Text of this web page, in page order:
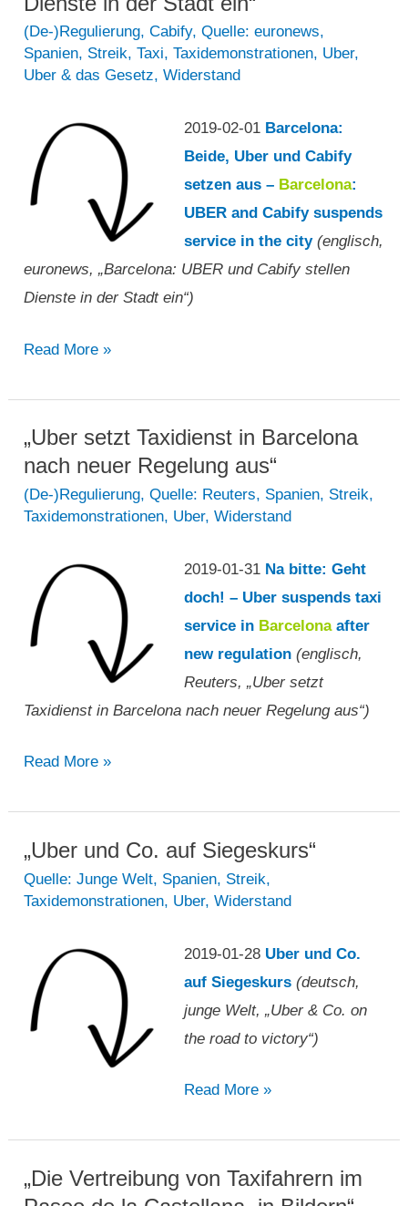
(De-)Regulierung,Cabify,Quelle: euronews,
Spanien, Streik,Taxi,Taxidemonstrationen, Uber,
Uber & das Gesetz,Widerstand
2019-02-01 Barcelona:
Beide, Uber und Cabify
setzen aus – Barcelona:
UBER and Cabify suspends
service in the city (englisch,
euronews, „Barcelona: UBER und Cabify stellen
Dienste in der Stadt ein“)
„Barcelona:
und
Cabify
stellen
Dienste
in
Stadt
ein“
Read More »
„Uber setzt Taxidienst in Barcelona
nach neuer Regelung aus“
(De-)Regulierung,Quelle: Reuters, Spanien, Streik,
Taxidemonstrationen, Uber,Widerstand
2019-01-31 Na bitte: Geht
doch! – Uber suspends taxi
service in Barcelonaafter
new regulation (englisch,
Reuters, „Uber setzt
Taxidienst in Barcelona nach neuer Regelung aus“)
„Uber
Taxidienst
in
Barcelona
nach
Regelung
aus“
Read More »
„Uber und Co. auf Siegeskurs“
Quelle: Junge Welt, Spanien, Streik,
Taxidemonstrationen, Uber,Widerstand
2019-01-28 Uber und Co.
auf Siegeskurs (deutsch,
junge Welt, „Uber & Co. on
the road to victory“)
„Uber
Co.
auf
Siegeskurs“
Read More »
„Die Vertreibung von Taxifahrern im